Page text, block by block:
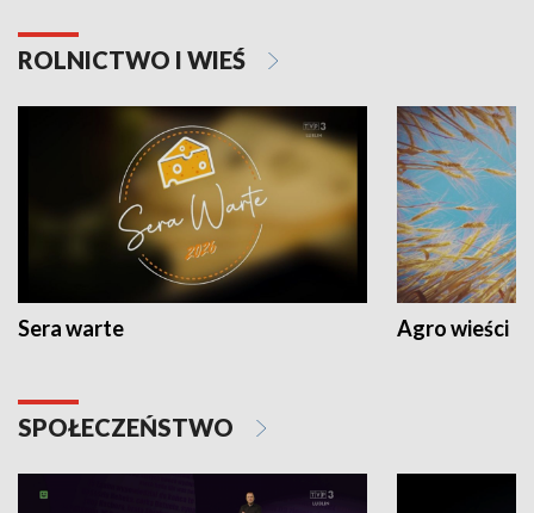
ROLNICTWO I WIEŚ
Sera warte Agro wieści
SPOŁECZEŃSTWO